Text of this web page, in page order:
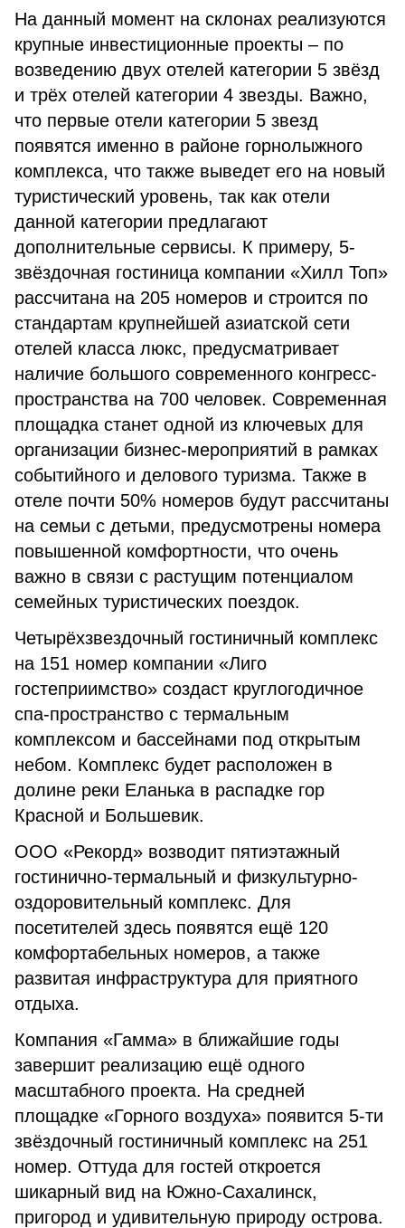
На данный момент на склонах реализуются
крупные инвестиционные проекты – по
возведению двух отелей категории 5 звёзд
и трёх отелей категории 4 звезды. Важно,
что первые отели категории 5 звезд
появятся именно в районе горнолыжного
комплекса, что также выведет его на новый
туристический уровень, так как отели
данной категории предлагают
дополнительные сервисы. К примеру, 5-
звёздочная гостиница компании «Хилл Топ»
рассчитана на 205 номеров и строится по
стандартам крупнейшей азиатской сети
отелей класса люкс, предусматривает
наличие большого современного конгресс-
пространства на 700 человек. Современная
площадка станет одной из ключевых для
организации бизнес-мероприятий в рамках
событийного и делового туризма. Также в
отеле почти 50% номеров будут рассчитаны
на семьи с детьми, предусмотрены номера
повышенной комфортности, что очень
важно в связи с растущим потенциалом
семейных туристических поездок.
Четырёхзвездочный гостиничный комплекс
на 151 номер компании «Лиго
гостеприимство» создаст круглогодичное
спа-пространство с термальным
комплексом и бассейнами под открытым
небом. Комплекс будет расположен в
долине реки Еланька в распадке гор
Красной и Большевик.
ООО «Рекорд» возводит пятиэтажный
гостинично-термальный и физкультурно-
оздоровительный комплекс. Для
посетителей здесь появятся ещё 120
комфортабельных номеров, а также
развитая инфраструктура для приятного
отдыха.
Компания «Гамма» в ближайшие годы
завершит реализацию ещё одного
масштабного проекта. На средней
площадке «Горного воздуха» появится 5-ти
звёздочный гостиничный комплекс на 251
номер. Оттуда для гостей откроется
шикарный вид на Южно-Сахалинск,
пригород и удивительную природу острова.